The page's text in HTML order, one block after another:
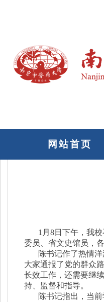
网站首页
1月8日下午，我
委员、省文史馆员，
陈书记作了热情
大家通报了党的群众
长效工作，还需要继
持、监督和指导。
陈书记指出，当